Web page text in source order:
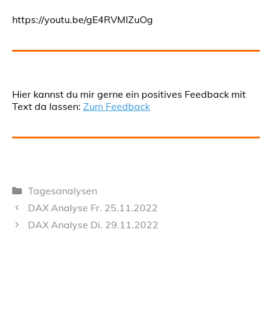
https://youtu.be/gE4RVMlZuOg
Hier kannst du mir gerne ein positives Feedback mit
Text da lassen: Zum Feedback
Kategorien
Tagesanalysen
DAX Analyse Fr. 25.11.2022
DAX Analyse Di. 29.11.2022